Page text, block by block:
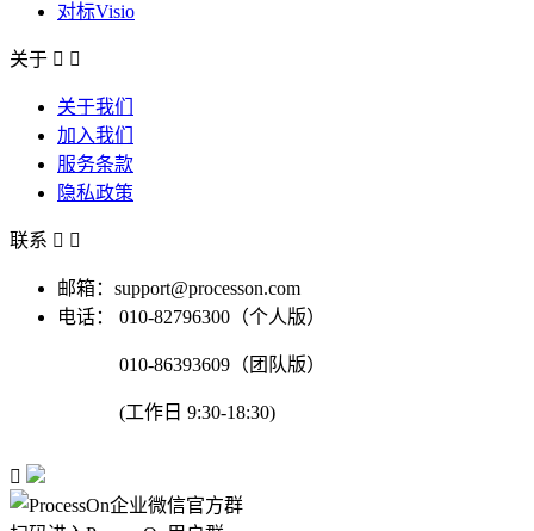
对标Visio
关于  
关于我们
加入我们
服务条款
隐私政策
联系  
邮箱：support@processon.com
电话：
010-82796300（个人版）
010-86393609（团队版）
(工作日 9:30-18:30)
